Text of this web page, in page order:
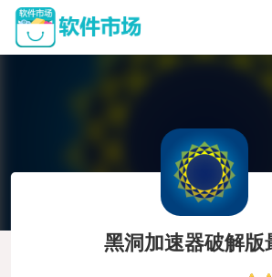
黑洞加速器破解版